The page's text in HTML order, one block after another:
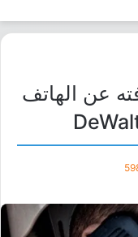
عن الهاتف